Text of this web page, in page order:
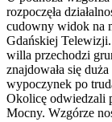
rozpoczęła
cudowny widok na
Gdańskiej Telewizji.
willa przechodzi
znajdowała się
wypoczynek po
Okolicę odwiedzali
Mocny. Wzgórze